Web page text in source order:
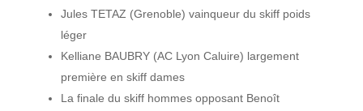
Jules TETAZ (Grenoble) vainqueur du skiff poids
léger
Kelliane BAUBRY (AC Lyon Caluire) largement
première en skiff dames
La finale du skiff hommes opposant Benoît